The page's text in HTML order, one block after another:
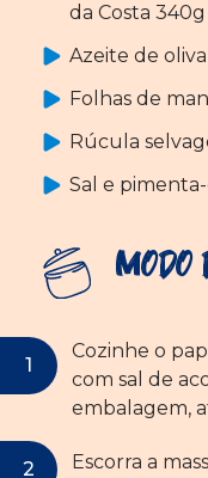
da Costa 340g
Azeite de
Folhas de
Rúcula
Sal e
Cozinhe o
com sal de
embalagem,
Escorra a